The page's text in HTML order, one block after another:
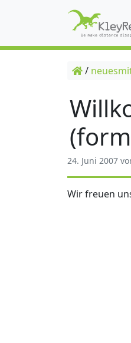
/
24. Juni 2007
Wir freuen